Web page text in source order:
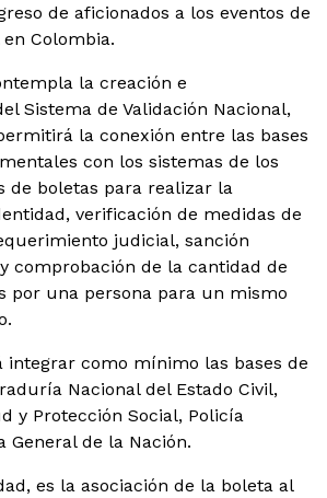
de aficionados a los eventos de
Colombia.
la creación e
Sistema de Validación Nacional,
la conexión entre las bases
con los sistemas de los
de boletas para realizar la
verificación de medidas de
judicial, sanción
comprobación de la cantidad de
por una persona para un mismo
integrar como mínimo las bases de
Nacional del Estado Civil,
y Protección Social, Policía
General de la Nación.
es la asociación de la boleta al